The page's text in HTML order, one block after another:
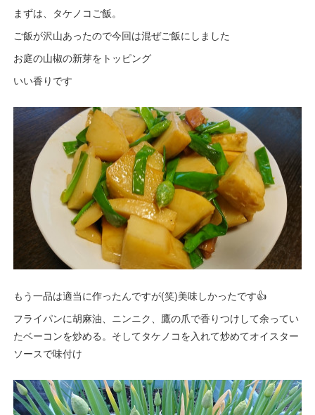
まずは、タケノコご飯。
ご飯が沢山あったので今回は混ぜご飯にしました
お庭の山椒の新芽をトッピング
いい香りです
もう一品は適当に作ったんですが(笑)美味しかったです👍
フライパンに胡麻油、ニンニク、鷹の爪で香りつけして余ってい
たベーコンを炒める。そしてタケノコを入れて炒めてオイスター
ソースで味付け